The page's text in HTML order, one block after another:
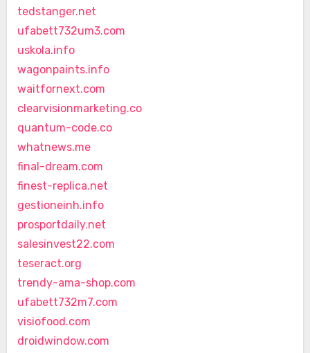
tedstanger.net
ufabett732um3.com
uskola.info
wagonpaints.info
waitfornext.com
clearvisionmarketing.co
quantum-code.co
whatnews.me
final-dream.com
finest-replica.net
gestioneinh.info
prosportdaily.net
salesinvest22.com
teseract.org
trendy-ama-shop.com
ufabett732m7.com
visiofood.com
droidwindow.com